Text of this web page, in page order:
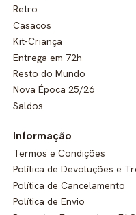
Retro
Casacos
Kit-Criança
Entrega em 72h
Resto do Mundo
Nova Época 25/26
Saldos
Informação
Termos e Condições
Política de Devoluções e
Política de Cancelamento
Política de Envio